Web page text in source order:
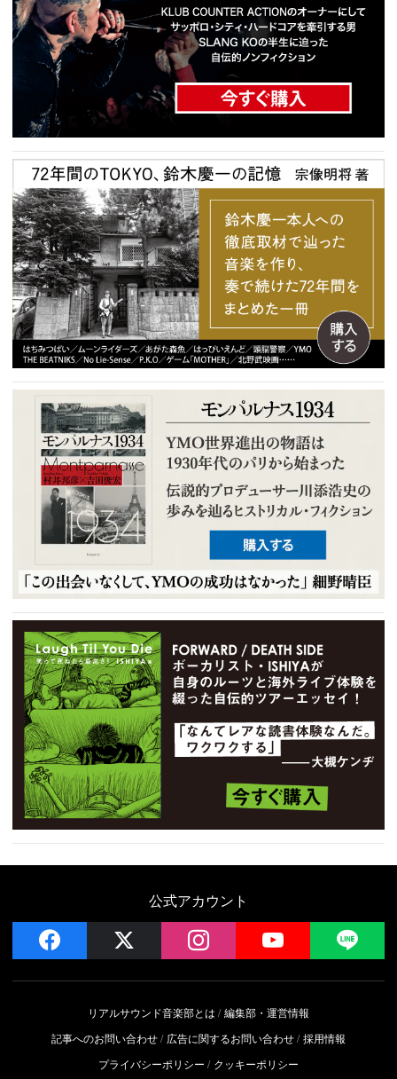
公式アカウント
facebook instagram YouTube
リアルサウンド音楽部とは
編集部・運営情報
記事へのお問い合わせ
広告に関するお問い合わせ 採用情報
プライバシーポリシー
クッキーポリシー